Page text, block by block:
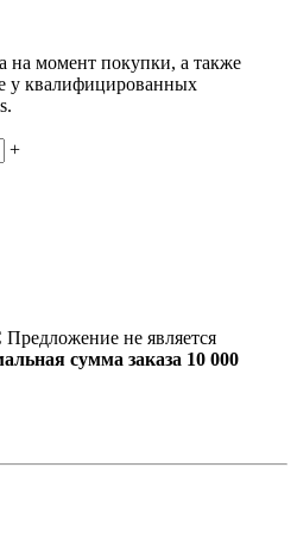
на момент покупки, а также
у квалифицированных
+
Предложение не является
сумма заказа 10 000